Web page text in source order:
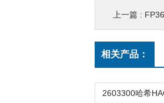
上一篇 :
相关产品：